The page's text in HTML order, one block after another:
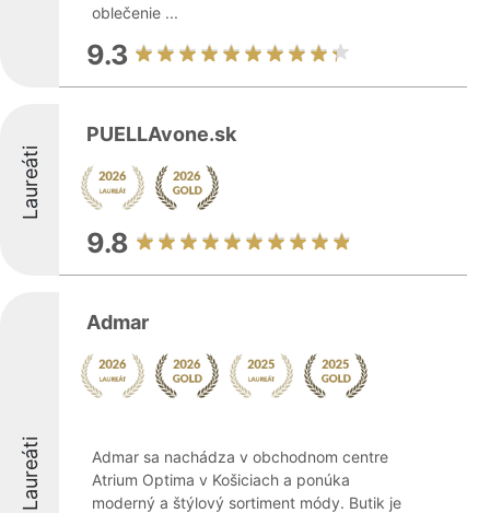
oblečenie ...
9.3
Laureáti
PUELLAvone.sk
9.8
Laureáti
Admar
Admar sa nachádza v obchodnom centre
Atrium Optima v Košiciach a ponúka
moderný a štýlový sortiment módy. Butik je